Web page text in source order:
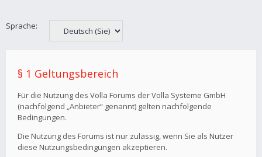
Sprache:
§ 1 Geltungsbereich
Für die Nutzung des Volla Forums der Volla Systeme GmbH
(nachfolgend „Anbieter“ genannt) gelten nachfolgende
Bedingungen.
Die Nutzung des Forums ist nur zulässig, wenn Sie als Nutzer
diese Nutzungsbedingungen akzeptieren.